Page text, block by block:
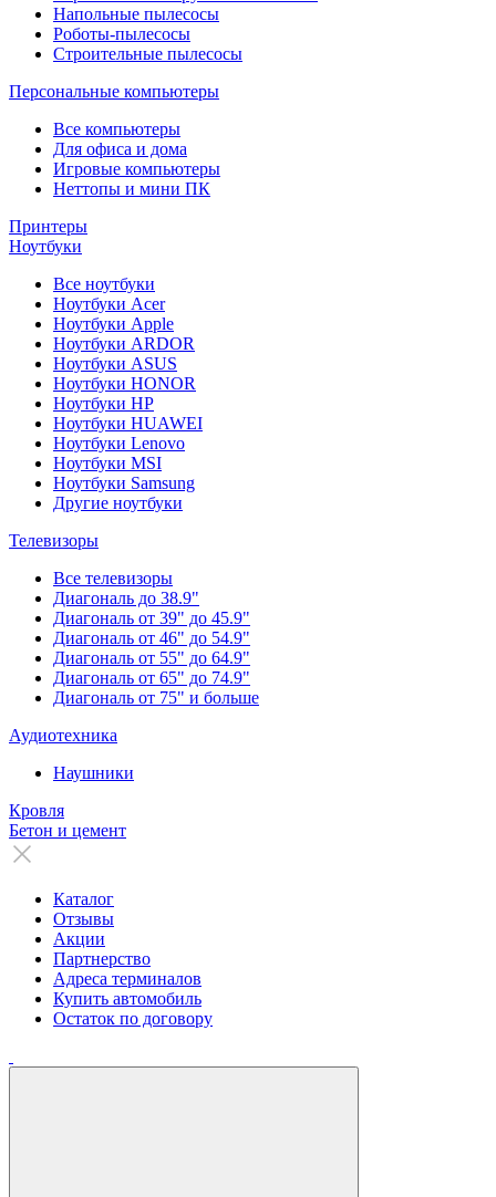
Напольные пылесосы
Роботы-пылесосы
Строительные пылесосы
Персональные компьютеры
Все компьютеры
Для офиса и дома
Игровые компьютеры
Неттопы и мини ПК
Принтеры
Ноутбуки
Все ноутбуки
Ноутбуки Acer
Ноутбуки Apple
Ноутбуки ARDOR
Ноутбуки ASUS
Ноутбуки HONOR
Ноутбуки HP
Ноутбуки HUAWEI
Ноутбуки Lenovo
Ноутбуки MSI
Ноутбуки Samsung
Другие ноутбуки
Телевизоры
Все телевизоры
Диагональ до 38.9"
Диагональ от 39" до 45.9"
Диагональ от 46" до 54.9"
Диагональ от 55" до 64.9"
Диагональ от 65" до 74.9"
Диагональ от 75" и больше
Аудиотехника
Наушники
Кровля
Бетон и цемент
Каталог
Отзывы
Акции
Партнерство
Адреса терминалов
Купить автомобиль
Остаток по договору